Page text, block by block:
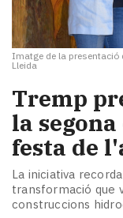
Imatge de la presentació
Lleida
Tremp
la
festa de
La iniciativa
transformació que
construccions